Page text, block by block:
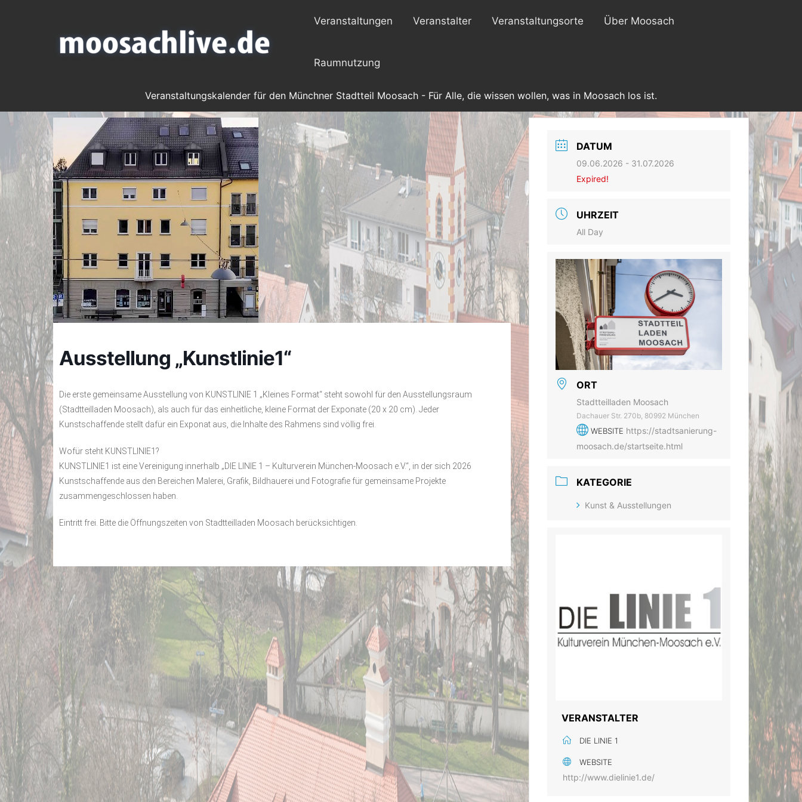
Veranstaltungen Veranstalter Veranstaltungsorte Über Moosach
Raumnutzung
Veranstaltungskalender für den Münchner Stadtteil Moosach - Für Alle, die wissen wollen, was in Moosach los ist.
Ausstellung „Kunstlinie1“
Die erste gemeinsame Ausstellung von KUNSTLINIE 1 „Kleines Format“ steht sowohl für den Ausstellungsraum
(Stadtteilladen Moosach), als auch für das einheitliche, kleine Format der Exponate (20 x 20 cm). Jeder
Kunstschaffende stellt dafür ein Exponat aus, die Inhalte des Rahmens sind völlig frei.
Wofür steht KUNSTLINIE1?
KUNSTLINIE1 ist eine Vereinigung innerhalb „DIE LINIE 1 – Kulturverein München-Moosach e.V.“, in der sich 2026
Kunstschaffende aus den Bereichen Malerei, Grafik, Bildhauerei und Fotografie für gemeinsame Projekte
zusammengeschlossen haben.
Eintritt frei. Bitte die Öffnungszeiten von Stadtteilladen Moosach berücksichtigen.
DATUM
09.06.2026 - 31.07.2026
Expired!
UHRZEIT
All Day
ORT
Stadtteilladen Moosach
Dachauer Str. 270b, 80992 München
WEBSITE https://stadtsanierung-
moosach.de/startseite.html
KATEGORIE
Kunst & Ausstellungen
VERANSTALTER
DIE LINIE 1
WEBSITE
http://www.dielinie1.de/